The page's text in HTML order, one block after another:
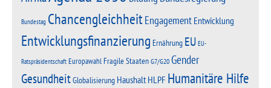
Bundestag ChancengleichheitEngagement Entwicklung
Entwicklungsfinanzierung Ernährung EU EU-
Ratspräsidentschaft EuropawahlFragile StaatenG7/G20Gender
GesundheitGlobalisierung HaushaltHLPF Humanitäre Hilfe